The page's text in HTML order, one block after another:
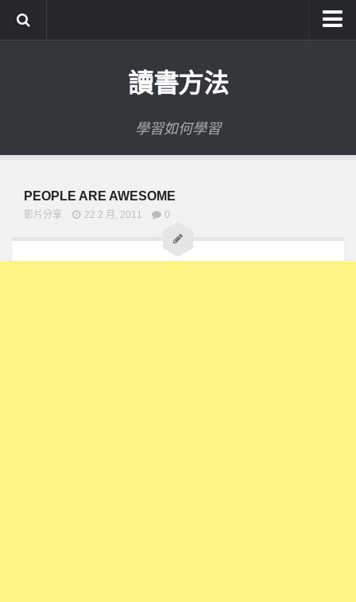
讀書方法
學習如何學習
PEOPLE ARE AWESOME
影片分享 22 2 月, 2011 0